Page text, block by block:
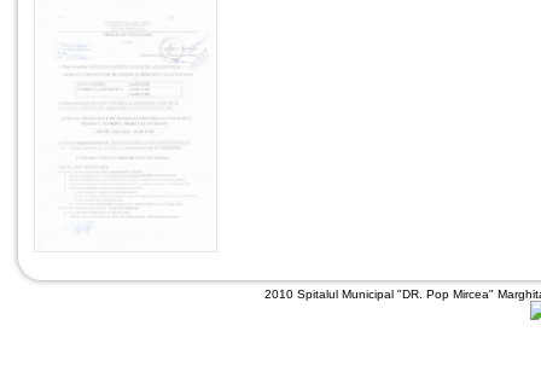
2010 Spitalul Municipal "DR. Pop Mircea"